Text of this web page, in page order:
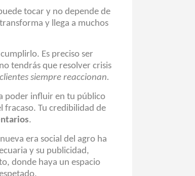
tocar y no depende de
y llega a muchos
Es preciso ser
tendrás que resolver crisis
siempre reaccionan.
poder influir en tu público
fracaso. Tu credibilidad de
.
era social del agro ha
y su publicidad,
donde haya un espacio